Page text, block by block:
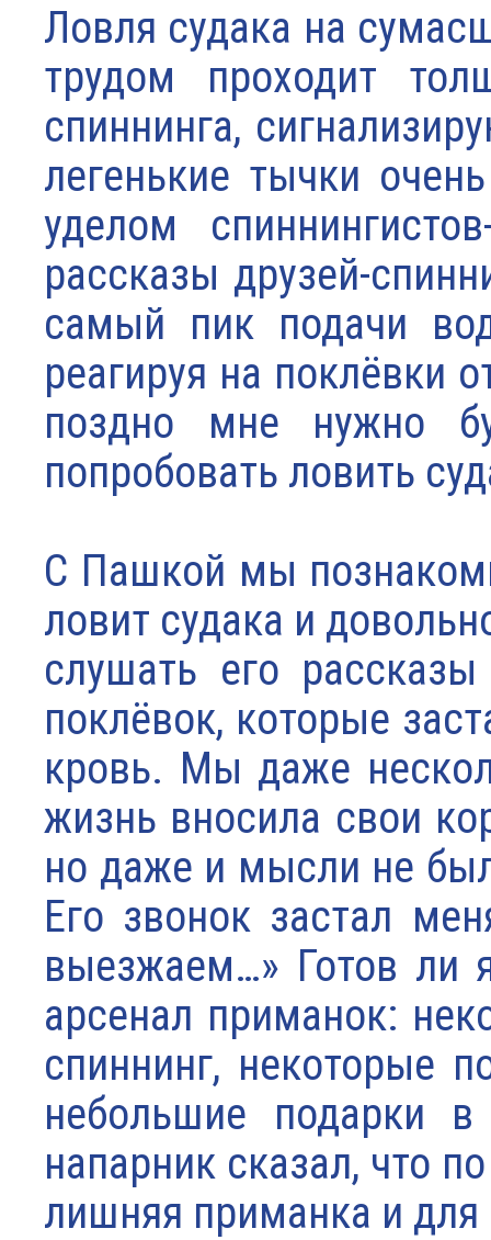
Ловля судака на
трудом проходит
спиннинга,
легенькие тычки
уделом
рассказы друзей-
самый пик подачи
реагируя на поклёвки
поздно мне нужно
попробовать ловить
С Пашкой мы
ловит судака и
слушать его
поклёвок, которые
кровь. Мы даже
жизнь вносила свои
но даже и мысли не
Его звонок застал
выезжаем…» Готов ли
арсенал приманок:
спиннинг, некоторые
небольшие подарки
напарник сказал, что
лишняя приманка и